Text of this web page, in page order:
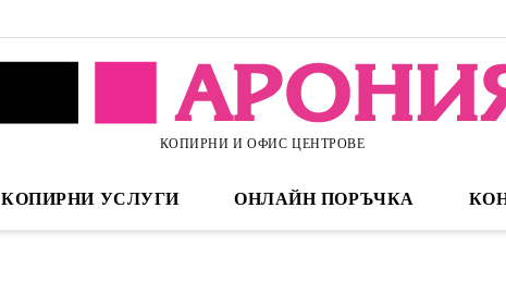
КОПИРНИ И ОФИС ЦЕНТРОВЕ
КОПИРНИ УСЛУГИ ОНЛАЙН ПОРЪЧКА